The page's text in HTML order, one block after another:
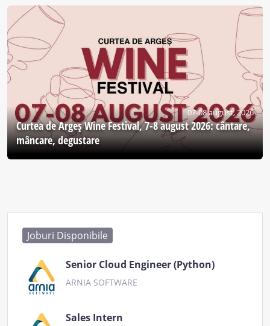
07-08 august, 2026
Curtea de Argeş Wine Festival, 7-8 august 2026: cântare,
mâncare, degustare
Joburi Disponibile
Senior Cloud Engineer (Python)
ARNIA SOFTWARE
Sales Intern